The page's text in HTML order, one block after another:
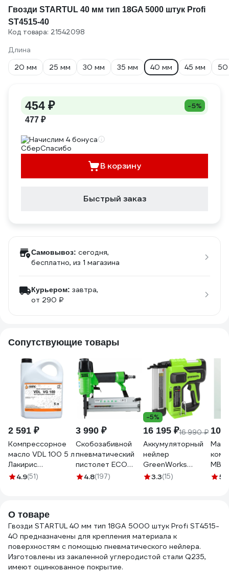
Гвозди STARTUL 40 мм тип 18GA 5000 штук Profi
ST4515-40
Код товара: 21542098
Длина
20 мм
25 мм 30 мм 35 мм 40 мм 45 мм
454 ₽ -5%
477 ₽
Начислим 4 бонуса
В корзину
Быстрый заказ
Самовывоз: сегодня,
бесплатно, из 1 магазина
Курьером: завтра,
от 290 ₽
Сопутствующие товары
2 591 ₽
Компрессорное
масло VDL 100 5 л
Лакирис
55564560
4.9(51)
3 990 ₽
Скобозабивной
пневматический
пистолет ECO
ASL-50N
4.8(197)
-5%
16 195 ₽16 990 ₽
Аккумуляторный
нейлер
GreenWorks
GD24BN 3400707
3.3(15)
10
MB
VDL
5
О товаре
Гвозди STARTUL 40 мм тип 18GA 5000 штук Profi ST4515-
40 предназначены для крепления материала к
поверхностям с помощью пневматического нейлера.
Изготовлены из закаленной углеродистой стали Q235,
имеют оцинкованное покрытие.